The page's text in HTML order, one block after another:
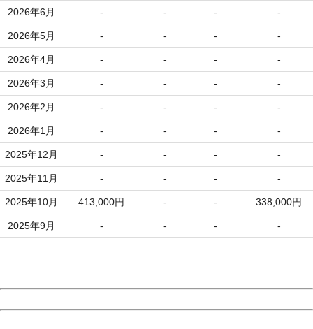
2026年6月 - - - -
2026年5月 - - - -
2026年4月 - - - -
2026年3月 - - - -
2026年2月 - - - -
2026年1月 - - - -
2025年12月 - - - -
2025年11月 - - - -
2025年10月 413,000円 - - 338,000円
2025年9月 - - - -